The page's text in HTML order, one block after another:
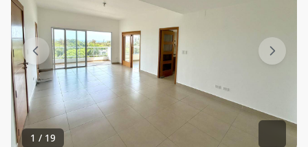
1 / 19